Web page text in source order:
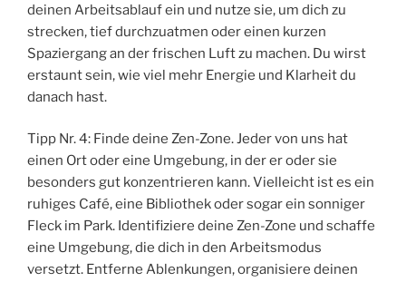
deinen Arbeitsablauf ein und nutze sie, um dich zu
strecken, tief durchzuatmen oder einen kurzen
Spaziergang an der frischen Luft zu machen. Du wirst
erstaunt sein, wie viel mehr Energie und Klarheit du
danach hast.
Tipp Nr. 4: Finde deine Zen-Zone. Jeder von uns hat
einen Ort oder eine Umgebung, in der er oder sie
besonders gut konzentrieren kann. Vielleicht ist es ein
ruhiges Café, eine Bibliothek oder sogar ein sonniger
Fleck im Park. Identifiziere deine Zen-Zone und schaffe
eine Umgebung, die dich in den Arbeitsmodus
versetzt. Entferne Ablenkungen, organisiere deinen